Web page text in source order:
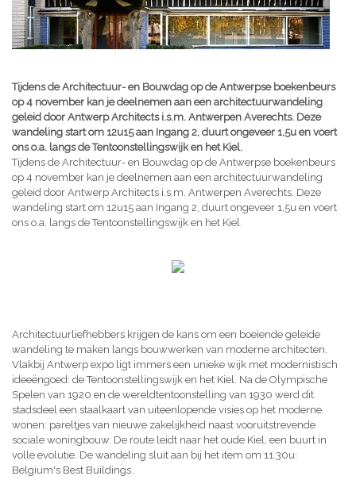
Tijdens de Architectuur- en Bouwdag op de Antwerpse boekenbeurs
op 4 november kan je deelnemen aan een architectuurwandeling
geleid door Antwerp Architects i.s.m. Antwerpen Averechts. Deze
wandeling start om 12u15 aan Ingang 2, duurt ongeveer 1,5u en voert
ons o.a. langs de Tentoonstellingswijk en het Kiel.
Tijdens de Architectuur- en Bouwdag op de Antwerpse boekenbeurs
op 4 november kan je deelnemen aan een architectuurwandeling
geleid door Antwerp Architects i.s.m. Antwerpen Averechts. Deze
wandeling start om 12u15 aan Ingang 2, duurt ongeveer 1,5u en voert
ons o.a. langs de Tentoonstellingswijk en het Kiel.
Architectuurliefhebbers krijgen de kans om een boeiende geleide
wandeling te maken langs bouwwerken van moderne architecten.
Vlakbij Antwerp expo ligt immers een unieke wijk met modernistisch
ideeëngoed: de Tentoonstellingswijk en het Kiel. Na de Olympische
Spelen van 1920 en de wereldtentoonstelling van 1930 werd dit
stadsdeel een staalkaart van uiteenlopende visies op het moderne
wonen: pareltjes van nieuwe zakelijkheid naast vooruitstrevende
sociale woningbouw. De route leidt naar het oude Kiel, een buurt in
volle evolutie. De wandeling sluit aan bij het item om 11.30u:
Belgium's Best Buildings.